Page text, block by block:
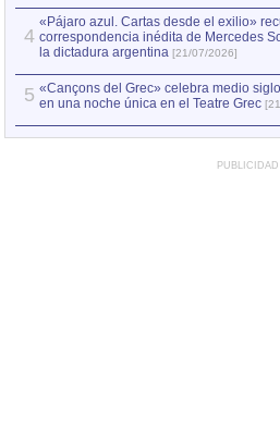
4
«Pájaro azul. Cartas desde el exilio»
correspondencia inédita de Mercedes
la dictadura argentina [21/07/2026]
5 «Cançons del Grec» celebra medio
en una noche única en el Teatre Grec
PUBLICIDAD